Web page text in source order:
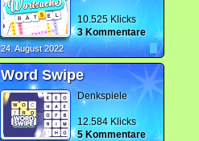
10.525 Klicks
3 Kommentare
24. August 2022
Word Swipe
Denkspiele
12.584 Klicks
5 Kommentare